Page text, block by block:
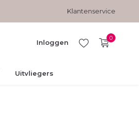
Veilig betalen met
Klantenservice
Inloggen
0
Uitvliegers